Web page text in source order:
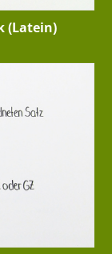
(Latein)